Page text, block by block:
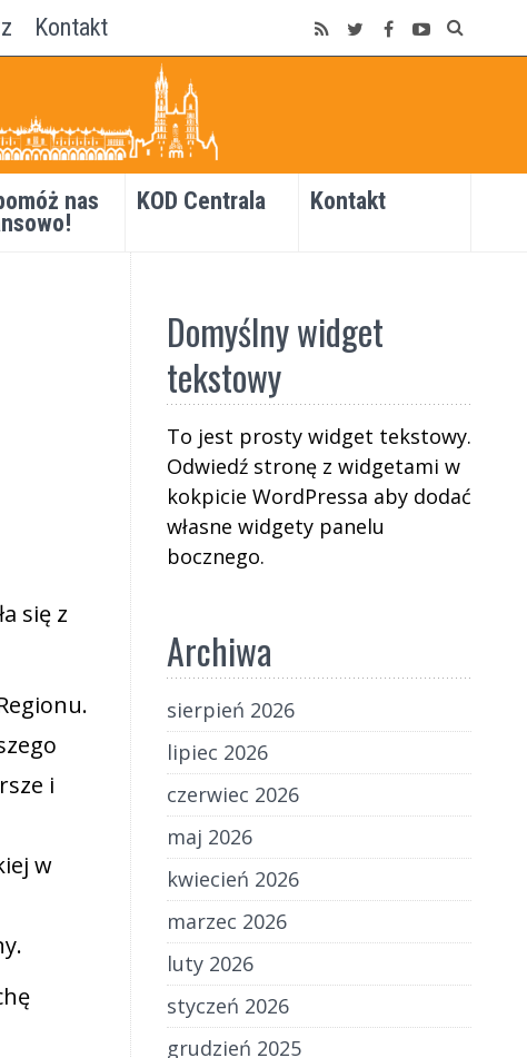
Kontakt
nas
KOD Centrala Kontakt
się z
i
w
Domyślny widget
tekstowy
To jest prosty widget tekstowy.
Odwiedź stronę z widgetami w
kokpicie WordPressa aby dodać
własne widgety panelu
bocznego.
Archiwa
sierpień 2026
lipiec 2026
czerwiec 2026
maj 2026
kwiecień 2026
marzec 2026
luty 2026
styczeń 2026
grudzień 2025